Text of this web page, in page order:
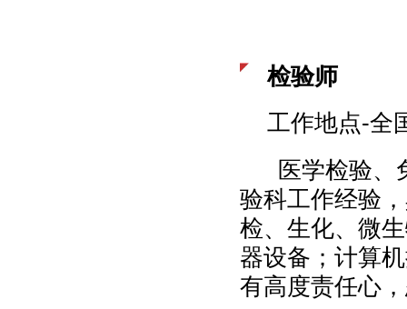
检验师
工作地点-全
医学检验、
验科工作经验
检、生化、微
器设备；计算
有高度责任心